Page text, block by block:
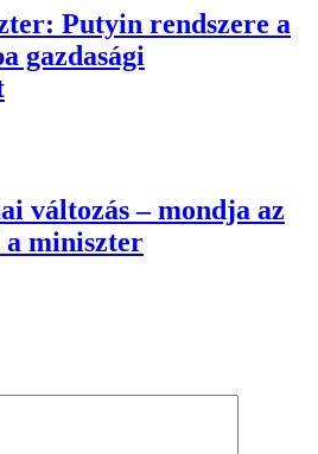
Putyin rendszere a
gazdasági
változás – mondja az
miniszter